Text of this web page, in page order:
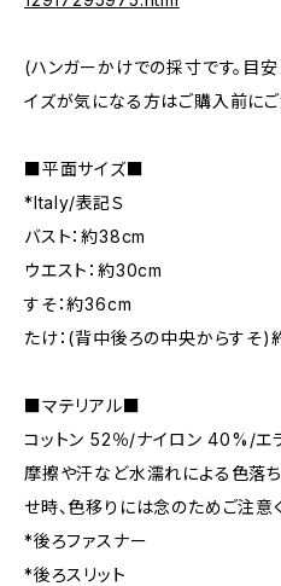
(ハンガーかけでの採寸です。目安
イズが気になる方はご購入前に
■平面サイズ■
*Italy/表記Ｓ
バスト：約38cm
ウエスト：約30cm
すそ：約36cm
たけ：(背中後ろの中央からすそ)
■マテリアル■
コットン 52％/ナイロン 40%/エ
摩擦や汗など水濡れによる色落
せ時、色移りには念のためご注意
*後ろファスナー
*後ろスリット